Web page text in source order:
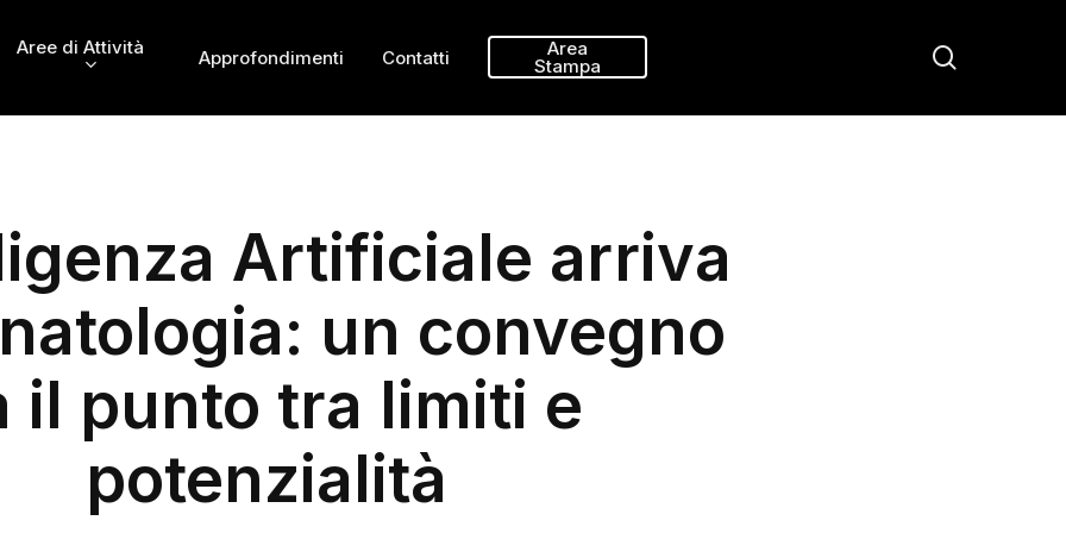
Aree di Attività Approfondimenti Contatti Area
Stampa
Artificiale arriva
un convegno
il punto tra limiti e
potenzialità